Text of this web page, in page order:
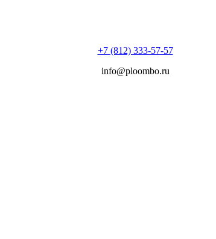
+7 (812) 333-57-57
info@ploombo.ru